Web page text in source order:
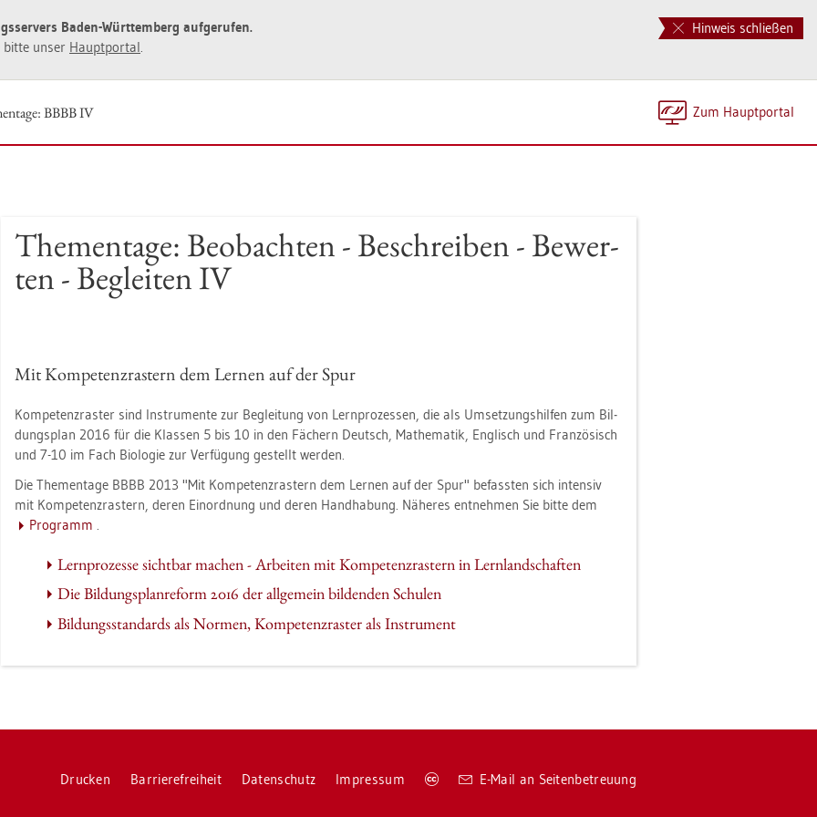
Hinweis schließen
Baden-Würt­tem­berg auf­ge­ru­fen.
bitte unser Haupt­por­tal.
Zum Haupt­por­tal
BBBB IV
The­men­ta­ge: Be­ob­ach­ten - Be­schrei­ben - Be­wer­
ten - Be­glei­ten IV
Mit Kom­pe­tenz­ras­tern dem Ler­nen auf der Spur
Kom­pe­tenz­ras­ter sind In­stru­men­te zur Be­glei­tung von Lern­pro­zes­sen, die als Um­set­zungs­hil­fen zum Bil­
dungs­plan 2016 für die Klas­sen 5 bis 10 in den Fä­chern Deutsch, Ma­the­ma­tik, Eng­lisch und Fran­zö­sisch
und 7-10 im Fach Bio­lo­gie zur Ver­fü­gung ge­stellt wer­den.
Die The­men­ta­ge BBBB 2013 "Mit Kom­pe­tenz­ras­tern dem Ler­nen auf der Spur" be­fass­ten sich in­ten­siv
mit Kom­pe­tenz­ras­tern, deren Ein­ord­nung und deren Hand­ha­bung. Nä­he­res ent­neh­men Sie bitte dem
Pro­gramm
Lern­pro­zes­se sicht­bar ma­chen - Ar­bei­ten mit Kom­pe­tenz­ras­tern in Lern­land­schaf­ten
Die Bil­dungs­plan­re­form 2016 der all­ge­mein bil­den­den Schu­len
Bil­dungs­stan­dards als Nor­men, Kom­pe­tenz­ras­ter als In­stru­ment
Dru­cken Bar­rie­re­frei­heit Da­ten­schutz Im­pres­sum
Co­
E-Mail an Sei­ten­be­treu­ung